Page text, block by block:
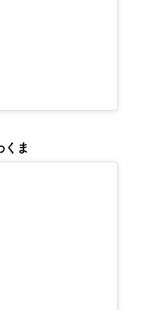
くま